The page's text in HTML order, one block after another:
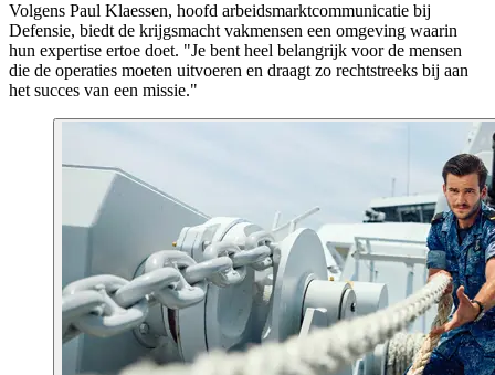
Volgens Paul Klaessen, hoofd arbeidsmarktcommunicatie bij
Defensie, biedt de krijgsmacht vakmensen een omgeving waarin
hun expertise ertoe doet. "Je bent heel belangrijk voor de mensen
die de operaties moeten uitvoeren en draagt zo rechtstreeks bij aan
het succes van een missie."